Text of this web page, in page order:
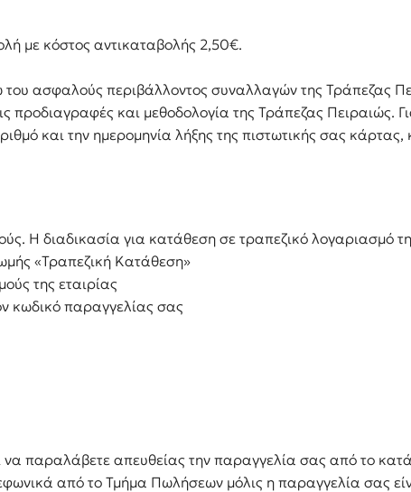
με κόστος αντικαταβολής 2,50€.
ασφαλούς περιβάλλοντος συναλλαγών της Τράπεζας
και μεθοδολογία της Τράπεζας Πειραιώς.
και την ημερομηνία λήξης της πιστωτικής σας
Η διαδικασία για κατάθεση σε τραπεζικό λογαριασμό
«Τραπεζική Κατάθεση»
της εταιρίας
κωδικό παραγγελίας σας
να παραλάβετε απευθείας την παραγγελία σας από το
από το Τμήμα Πωλήσεων μόλις η παραγγελία σας